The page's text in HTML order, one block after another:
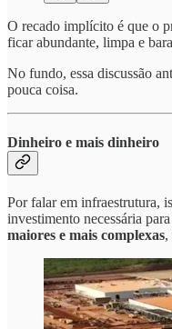
O recado implícito é que o
ficar abundante, limpa e
No fundo, essa discussão
pouca coisa.
Dinheiro e mais dinheiro
Por falar em infraestrutura,
investimento necessária
maiores e mais complexas,